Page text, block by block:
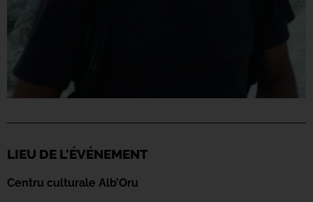
LIEU DE L'ÉVÉNEMENT
Centru culturale Alb’Oru